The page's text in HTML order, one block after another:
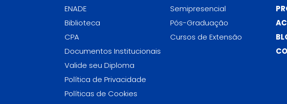
ENADE
Biblioteca
CPA
Documentos Institucionais
Valide seu Diploma
Política de Privacidade
Políticas de Cookies
Semipresencial
Pós-Graduação
Cursos de Extensão